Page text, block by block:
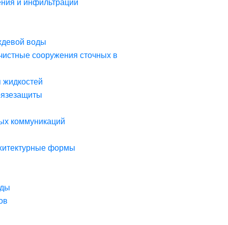
и инфильтрации
воды
сооружения сточных в
жидкостей
коммуникаций
формы